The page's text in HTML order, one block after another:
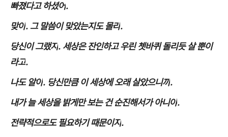
빠졌다고 하셨어.
맞아. 그 말씀이 맞았는지도 몰라.
당신이 그랬지. 세상은 잔인하고 우린 쳇바퀴 돌리듯 살 뿐이
라고.
나도 알아. 당신만큼 이 세상에 오래 살았으니까.
내가 늘 세상을 밝게만 보는 건 순진해서가 아니야.
전략적으로도 필요하기 때문이지.